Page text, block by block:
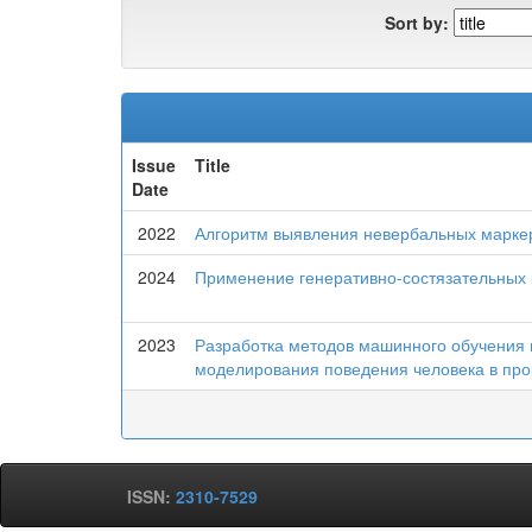
Sort by:
Issue
Date
Title
2022 Алгоритм выявления невербальных
2024
Применение генеративно-
2023
Разработка методов машинного обучения
моделирования поведения человека в
ISSN: 2310-7529